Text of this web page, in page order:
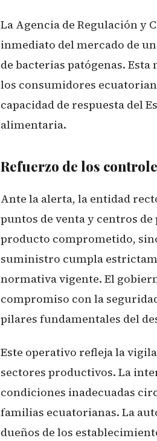
La Agencia de Regulación y
inmediato del mercado de
de bacterias patógenas.
los consumidores
capacidad de respuesta del
alimentaria.
Refuerzo de los
Ante la alerta, la entidad
puntos de venta y centros
producto comprometido,
suministro cumpla
normativa vigente. El
compromiso con la
pilares fundamentales del
Este operativo refleja la
sectores productivos. La
condiciones inadecuadas
familias ecuatorianas. La
dueños de los